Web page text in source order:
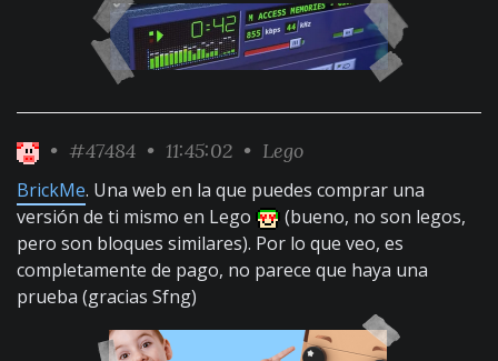
• #47484 • 11:45:02 • Lego
BrickMe. Una web en la que puedes comprar una
versión de ti mismo en Lego
(bueno, no son legos,
pero son bloques similares). Por lo que veo, es
completamente de pago, no parece que haya una
prueba (gracias Sfng)